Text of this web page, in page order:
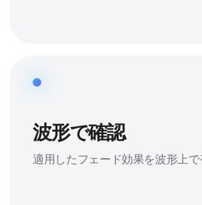
波形で確認
適用したフェード効果を波形上で